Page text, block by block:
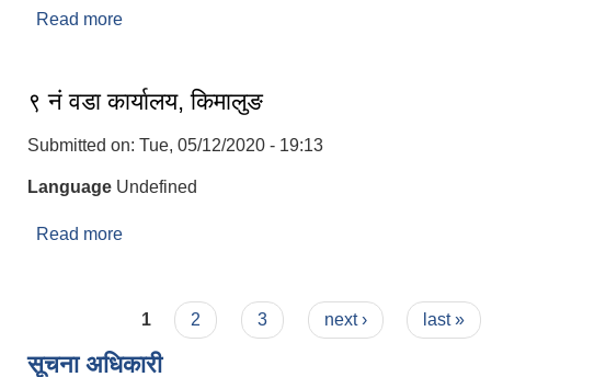
Read more
९ नं वडा कार्यालय, किमालुङ
Submitted on: Tue, 05/12/2020 - 19:13
Language Undefined
Read more
1 2 3 next › last »
सूचना अधिकारी